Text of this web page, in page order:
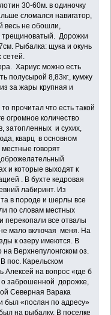
30-60м. в одиночку
сломался навигатор,
весь не обошли,
трещиноватый. Дорожки
Рыбалка: щука и окунь
Хариус можно есть
полусырой 8,83кг., кумжу
за жары крупная и
прочитал что есть такой
огромное количество
затопленных и сухих,
кварц в основном
говорят
и которые выходят к
. В бухте кедровая
лабиринт. Из
в породе и шерлы все
по словам местных
перекопали все отвалы
мало включая меня. На
к озеру имеются. В
Верхнепулонгском оз.
пос. Карельском
на вопрос «где б
о заброшенной дорожке,
Северная Варака
был «послан по адресу»
на рыбалку. В поселке